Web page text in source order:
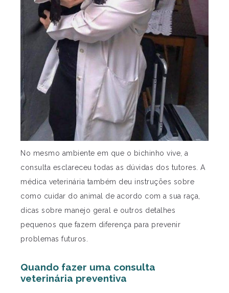
No mesmo ambiente em que o bichinho vive, a
consulta esclareceu todas as dúvidas dos tutores. A
médica veterinária também deu instruções sobre
como cuidar do animal de acordo com a sua raça,
dicas sobre manejo geral e outros detalhes
pequenos que fazem diferença para prevenir
problemas futuros.
Quando fazer uma consulta
veterinária preventiva